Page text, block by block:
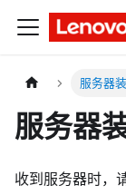
服务器
服务器
收到服务器时，